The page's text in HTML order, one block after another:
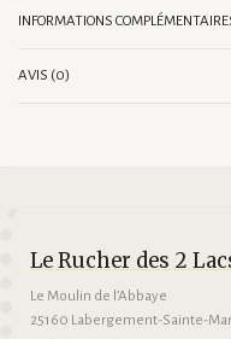
INFORMATIONS
AVIS (0)
Le Rucher des 2
Le Moulin de l’Abbaye
25160 Labergement-Sainte-